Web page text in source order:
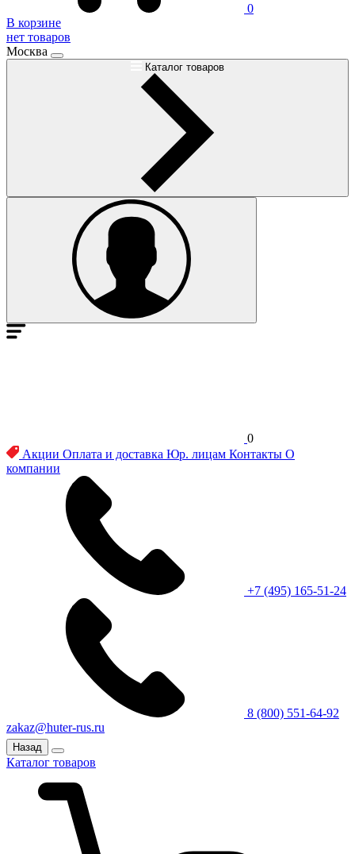
0
В корзине
нет товаров
Москва
Каталог товаров
0
Акции Оплата и доставка Юр. лицам Контакты О
компании
+7 (495) 165-51-24
8 (800) 551-64-92
zakaz@huter-rus.ru
Назад
Каталог товаров